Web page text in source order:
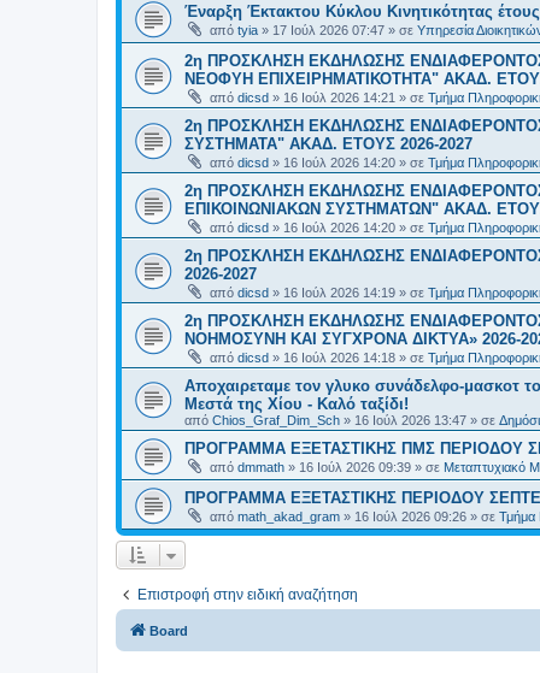
Έναρξη Έκτακτου Κύκλου Κινητικότητας
από tyia » 17 Ιούλ 2026 07:47 » σε Υπηρεσία
2η ΠΡΟΣΚΛΗΣΗ ΕΚΔΗΛΩΣΗΣ
ΝΕΟΦΥΗ ΕΠΙΧΕΙΡΗΜΑΤΙΚΟΤΗΤΑ" ΑΚΑΔ.
από dicsd » 16 Ιούλ 2026 14:21 » σε Τμήμα
2η ΠΡΟΣΚΛΗΣΗ ΕΚΔΗΛΩΣΗΣ
ΣΥΣΤΗΜΑΤΑ" ΑΚΑΔ. ΕΤΟΥΣ 2026-2027
από dicsd » 16 Ιούλ 2026 14:20 » σε Τμήμα
2η ΠΡΟΣΚΛΗΣΗ ΕΚΔΗΛΩΣΗΣ
ΕΠΙΚΟΙΝΩΝΙΑΚΩΝ ΣΥΣΤΗΜΑΤΩΝ" ΑΚΑΔ.
από dicsd » 16 Ιούλ 2026 14:20 » σε Τμήμα
2η ΠΡΟΣΚΛΗΣΗ ΕΚΔΗΛΩΣΗΣ
2026-2027
από dicsd » 16 Ιούλ 2026 14:19 » σε Τμήμα
2η ΠΡΟΣΚΛΗΣΗ ΕΚΔΗΛΩΣΗΣ
ΝΟΗΜΟΣΥΝΗ ΚΑΙ ΣΥΓΧΡΟΝΑ ΔΙΚΤΥΑ» 2026-
από dicsd » 16 Ιούλ 2026 14:18 » σε Τμήμα
Αποχαιρεταμε τον γλυκο συνάδελφο-μασκοτ
Μεστά της Χίου - Καλό ταξίδι!
από Chios_Graf_Dim_Sch » 16 Ιούλ 2026 13:47 » σε
ΠΡΟΓΡΑΜΜΑ ΕΞΕΤΑΣΤΙΚΗΣ ΠΜΣ ΠΕΡΙΟΔΟΥ
από dmmath » 16 Ιούλ 2026 09:39 » σε Μεταπτυχιακό
ΠΡΟΓΡΑΜΜΑ ΕΞΕΤΑΣΤΙΚΗΣ ΠΕΡΙΟΔΟΥ
από math_akad_gram » 16 Ιούλ 2026 09:26 » σε Τμήμα
Επιστροφή στην ειδική αναζήτηση
Board